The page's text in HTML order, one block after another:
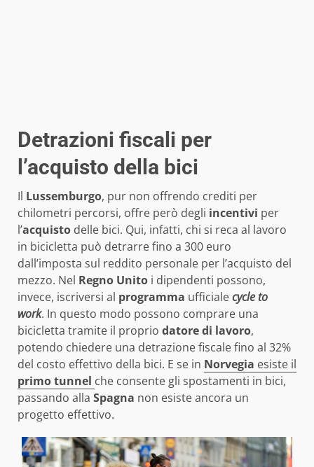
Detrazioni fiscali per
l’acquisto della bici
Il Lussemburgo, pur non offrendo crediti per
chilometri percorsi, offre però degli incentivi per
l’acquisto delle bici. Qui, infatti, chi si reca al lavoro
in bicicletta può detrarre fino a 300 euro
dall’imposta sul reddito personale per l’acquisto del
mezzo. Nel Regno Unito i dipendenti possono,
invece, iscriversi al programma ufficialecycle to
work. In questo modo possono comprare una
bicicletta tramite il proprio datore di lavoro,
potendo chiedere una detrazione fiscale fino al 32%
del costo effettivo della bici. E se in Norvegia esiste il
primo tunnel che consente gli spostamenti in bici,
passando alla Spagna non esiste ancora un
progetto effettivo.